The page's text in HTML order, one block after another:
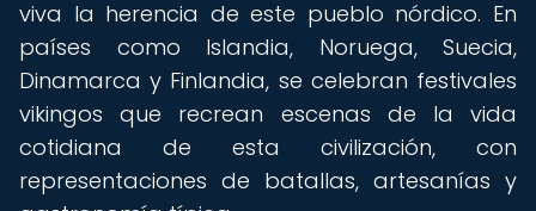
viva la herencia de este pueblo nórdico. En
países como Islandia, Noruega, Suecia,
Dinamarca y Finlandia, se celebran festivales
vikingos que recrean escenas de la vida
cotidiana de esta civilización, con
representaciones de batallas, artesanías y